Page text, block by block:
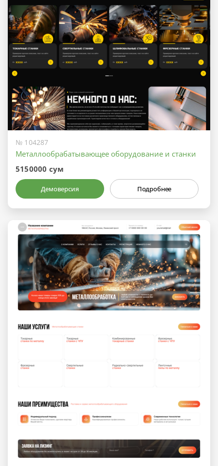
№ 104287
Металлообрабатывающее оборудование и станки
5150000 сум
Демоверсия Подробнее